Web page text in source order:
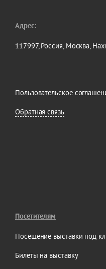
Адрес:
117997, Россия, Москва,
Пользовательское
Обратная связь
Посетителям
Посещение выставки под
Билеты на выставку